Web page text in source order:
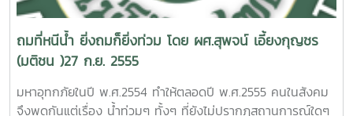
หมอกควันก็ยังยกระดับขึ้นจนถึงขั้นวิกฤติอีกจนได้ แม้ประชาชน
ชาวเชียงใหม่ส่วนใหญ่ (กว่าร้อยละ 80-90) ไม่ได้เป็นผู้ก่อขึ้น
ก็ตามจังหวัดเชียงใหม่ได้ชื่อว่า เป็นเมืองที่น่าอยู่ติดอันดับต้นๆ
ของโลก อากาศดีเป็นปัจจัยหนึ่งที่ทำให้เมืองเชียงใหม่น่าอยู่ แต่ถ้า
ใครได้มาเชียงใหม่ ในช่วงที่มีวิกฤติหมอกควัน คงไม่มีใครคิดเช่น
นั้นอย่างแน่นอน เพราะหมอกควันไม่เพียงแค่ทำลายทัศนียภาพ
ไว้จนครบ ๕ ปีตามเงื่อนไข จะเป็นด้วยสาเหตุทางการเงินหรือ
อุบัติเหตุใดๆก็ตามแต่ การเรียกคืนเงินภาษีที่ผู้ซื้อรับไปแล้ว
(รัฐบาลจ่ายคืนให้เมื่อผู้ซื้อครอบครองรถยนต์ไว้ครบปี) ซึ่งคาดว่า
จะถูกใช้จ่ายจนหมดไปในเวลาอันรวดเร็วนั้น จะยิ่งเป็นการซ้ำเติมผู้
ซื้อให้มีปัญหาทางการเงินหนักยิ่งขึ้นไปอีก และเมื่อถึงขั้นนั้น
รถยนต์คันแรกก็จะกลายเป็นรถยนต์คันสุดท้ายในชีวิตของผู้ซื้อ
เฝ้าดูแลอย่าง ใกล้ชิดต่อไป แม้กรมอุตุนิยมวิทยา
จะเคยคาดการณ์ไว้ว่า ปีนี้จะเป็นปีของเอลนีโญที่จะทำให้
ประเทศไทยเกิดความแห้งแล้งมากกว่าปกติ อันเป็นสาเหตุสำคัญ
ที่จะมีผลทำให้เกิดมลภาวะทางอากาศในภาคเหนืออย่างรุนแรง เข้า
ขั้นวิกฤติได้ แต่ล่าสุดเป็นที่น่ายินดีว่า สถานการณ์จะไม่เป็นเช่น
นั้น เพราะจากการเฝ้าติดตามอุณหภูมิของน้ำทะเลรอบๆ
ศักยภาพพอ) และอยู่ในช่วงกำลังมองหารถยนต์ใช้อยู่พอดี จึงนับ
ว่าเป็นโชคดีเป็นโอกาสเหมาะของคนกลุ่มนี้อย่างแท้จริง จึงต้อง
ขอแสดงความยินดีกับคนกลุ่มนี้ แต่น่าเชื่อว่าคนกลุ่มนี้มีจำนวนไม่
มากนัก เพราะเป็นอุปสงค์ปกติตามกลไกตลาด แต่ที่น่าเป็นห่วง
คือ กลุ่มคนที่เหลือ เพราะนอกจากคนสองกลุ่มแรกแล้ว กลุ่มคนที่
เหลือล้วนอยู่ในฐานะที่ยังไม่พร้อมจะมีรถยนต์ใช้และยังไม่คิดจะ ซื้อ
ชอบบางท่าน ทำให้ประชาชนเกิดความเข้าใจที่ผิดพลาดคลาด
เคลื่อน และเกิดความตื่นตระหนกโดยไม่จำเป็นเสมอมาช่วงต้นปีที่
ผ่านมา มีท่านรัฐมนตรีปลอดประสบการณ์ ออกมาแถลงข่าว
ราวกับเป็นนักพยากรณ์อากาศเสียเองว่า ปีนี้จะมี พายุหมุนเขต
ร้อนผ่านเข้ามาราว 30 ลูก ทั้งๆ ที่ความจริงพายุหมุนเขตร้อนที่
เกิดในย่านเอเชียแปซิฟิกประมาณปีละ 30 ลูกนั้นไม่ได้ผ่านเข้ามามี
ถมที่หนีน้ำ ยิ่งถมก็ยิ่งท่วม โดย ผศ.สุพจน์ เอี้ยงกุญชร
(มติชน )27 ก.ย. 2555
มหาอุทกภัยในปี พ.ศ.2554 ทำให้ตลอดปี พ.ศ.2555 คนในสังคม
จึงพูดกันแต่เรื่อง น้ำท่วมๆ ทั้งๆ ที่ยังไม่ปรากฏสถานการณ์ใดๆ